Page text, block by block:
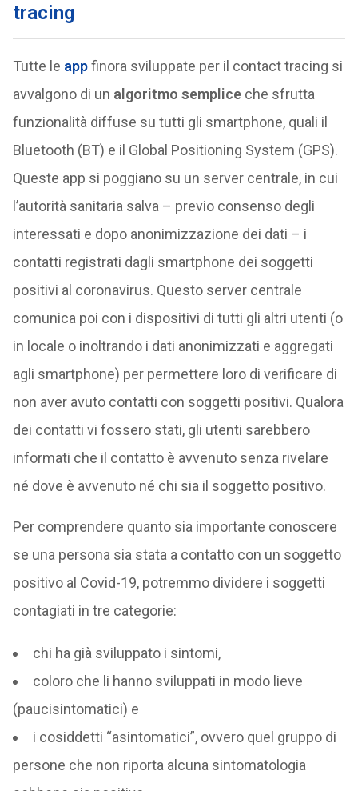
tracing
Tutte le appfinora sviluppate per il contact tracing si
avvalgono di un algoritmo sempliceche sfrutta
funzionalità diffuse su tutti gli smartphone, quali il
Bluetooth (BT) e il Global Positioning System (GPS).
Queste app si poggiano su un server centrale, in cui
l’autorità sanitaria salva – previo consenso degli
interessati e dopo anonimizzazione dei dati – i
contatti registrati dagli smartphone dei soggetti
positivi al coronavirus. Questo server centrale
comunica poi con i dispositivi di tutti gli altri utenti (o
in locale o inoltrando i dati anonimizzati e aggregati
agli smartphone) per permettere loro di verificare di
non aver avuto contatti con soggetti positivi. Qualora
dei contatti vi fossero stati, gli utenti sarebbero
informati che il contatto è avvenuto senza rivelare
né dove è avvenuto né chi sia il soggetto positivo.
Per comprendere quanto sia importante conoscere
se una persona sia stata a contatto con un soggetto
positivo al Covid-19, potremmo dividere i soggetti
contagiati in tre categorie:
chi ha già sviluppato i sintomi,
coloro che li hanno sviluppati in modo lieve
(paucisintomatici) e
i cosiddetti “asintomatici”, ovvero quel gruppo di
persone che non riporta alcuna sintomatologia